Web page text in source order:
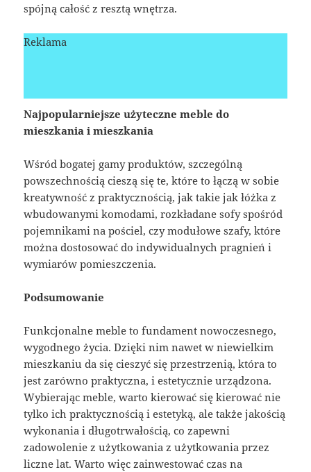
spójną całość z resztą wnętrza.
Reklama
Najpopularniejsze użyteczne meble do
mieszkania i mieszkania
Wśród bogatej gamy produktów, szczególną
powszechnością cieszą się te, które to łączą w sobie
kreatywność z praktycznością, jak takie jak łóżka z
wbudowanymi komodami, rozkładane sofy spośród
pojemnikami na pościel, czy modułowe szafy, które
można dostosować do indywidualnych pragnień i
wymiarów pomieszczenia.
Podsumowanie
Funkcjonalne meble to fundament nowoczesnego,
wygodnego życia. Dzięki nim nawet w niewielkim
mieszkaniu da się cieszyć się przestrzenią, która to
jest zarówno praktyczna, i estetycznie urządzona.
Wybierając meble, warto kierować się kierować nie
tylko ich praktycznością i estetyką, ale także jakością
wykonania i długotrwałością, co zapewni
zadowolenie z użytkowania z użytkowania przez
liczne lat. Warto więc zainwestować czas na